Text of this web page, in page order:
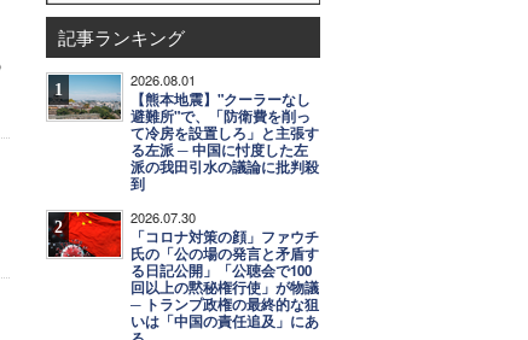
記事ランキング
1 2026.08.01
【熊本地震】"クーラーなし
避難所"で、「防衛費を削っ
て冷房を設置しろ」と主張す
る左派 ─ 中国に忖度した左
派の我田引水の議論に批判殺
到
2 2026.07.30
「コロナ対策の顔」ファウチ
氏の「公の場の発言と矛盾す
る日記公開」「公聴会で100
回以上の黙秘権行使」が物議
─ トランプ政権の最終的な狙
いは「中国の責任追及」にあ